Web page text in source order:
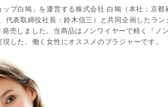
プ白鳩」を運営する株式会社 白鳩（本社：京
代表取締役社長：鈴木信三）と共同企画したラ
売しました。当商品はノンワイヤーで軽く『ノ
した、働く女性にオススメのブラジャーです。